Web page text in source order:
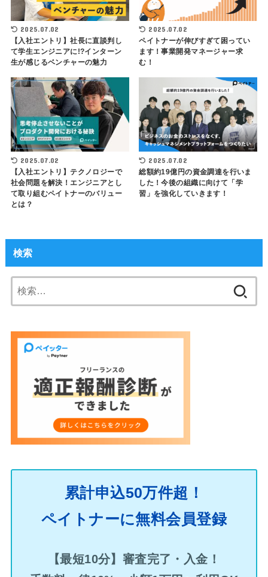
2025.07.02
【入社エントリ】社長に直談判し
て学生エンジニアに!?インターン
生が感じるベンチャーの魅力
2025.07.02
ペイトナーが伸びすぎて困ってい
ます！事業開発マネージャー求
む！
2025.07.02
【入社エントリ】テクノロジーで
社会問題を解決！エンジニアとし
て取り組むペイトナーのバリュー
とは？
2025.07.02
総額約19億円の資金調達を行いま
した！今後の組織に向けて「学
習」を強化していきます！
検索
索:
累計申込50万件超！
ペイトナーに無料会員登録
【最短10分】審査完了・入金！